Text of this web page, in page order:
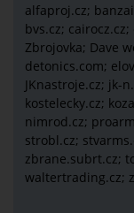
alfaproj.cz;
bvs.cz;
Zbrojovka; Dave
detonics.com;
JKnastroje.cz; jk-
kostelecky.cz;
nimrod.cz;
strobl.cz;
zbrane.subrt.cz;
waltertrading.cz;